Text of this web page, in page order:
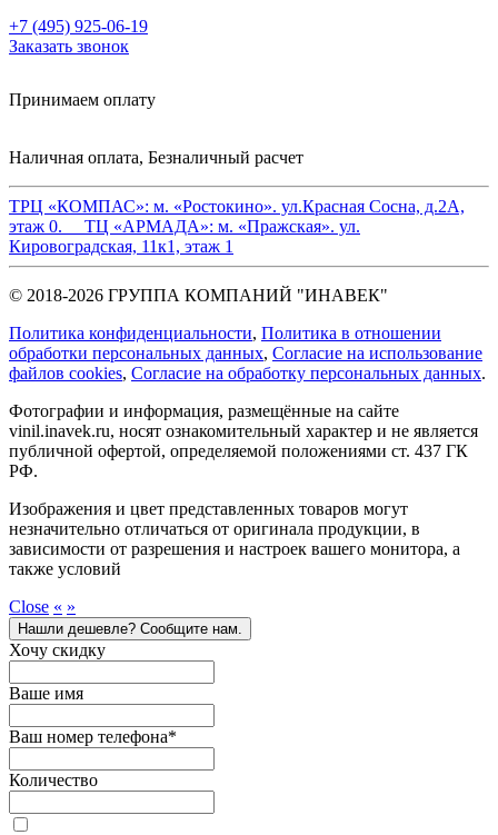
+7 (495) 925-06-19
Заказать звонок
Принимаем оплату
Наличная оплата, Безналичный расчет
ТРЦ «КОМПАС»: м. «Ростокино». ул.Красная Сосна, д.2А,
этаж 0. ТЦ «АРМАДА»: м. «Пражская». ул.
Кировоградская, 11к1, этаж 1
© 2018-2026 ГРУППА КОМПАНИЙ "ИНАВЕК"
Политика конфиденциальности, Политика в отношении
обработки персональных данных, Cогласие на использование
файлов cookies, Согласие на обработку персональных данных.
Фотографии и информация, размещённые на сайте
vinil.inavek.ru, носят ознакомительный характер и не является
публичной офертой, определяемой положениями ст. 437 ГК
РФ.
Изображения и цвет представленных товаров могут
незначительно отличаться от оригинала продукции, в
зависимости от разрешения и настроек вашего монитора, а
также условий
Close « »
Нашли дешевле? Сообщите нам.
Хочу скидку
Ваше имя
Ваш номер телефона*
Количество